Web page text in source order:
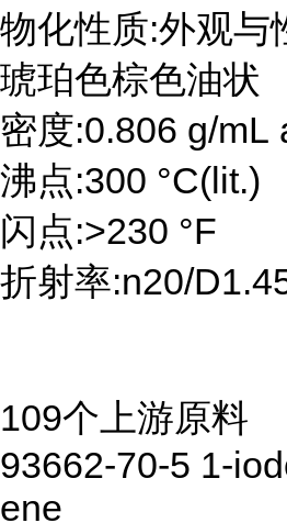
物化性质:外观与
琥珀色棕色油状
密度:0.806 g/mL
沸点:300 °C(lit.)
闪点:>230 °F
折射率:n20/
109个上游原料
93662-70-5 1-
ene